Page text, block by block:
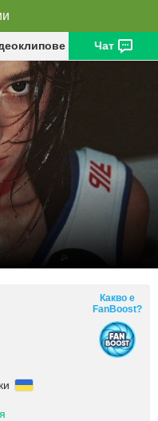
Чат
Какво е
FanBoost?